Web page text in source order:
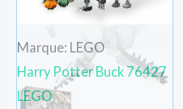
Marque: LEGO
Harry Potter Buck 76427
LEGO